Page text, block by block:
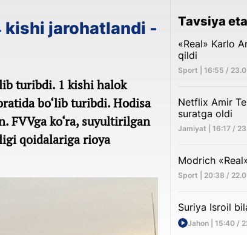
kishi jarohatlandi -
turibdi. 1 kishi halok
bo‘lib turibdi. Hodisa
FVVga ko‘ra, suyultirilgan
qoidalariga rioya
Tavsiya
«Real» Karlo
qildi
Sport | 16:55 /
Netflix Amir
suratga oldi
Jamiyat | 16:17 /
Modrich
Sport | 20:38 /
Suriya Isroil
Jahon | 15:40 /